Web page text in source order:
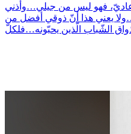
فهو ليس من جيلي…وأذني
يعني هذا أنّ ذوقي أفضل من